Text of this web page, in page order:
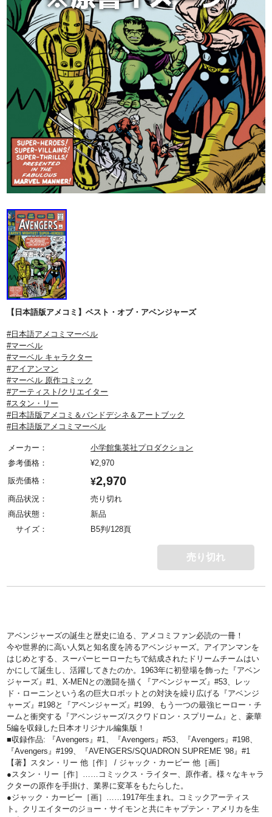
【日本語版アメコミ】ベスト・オブ・アベンジャーズ
#日本語アメコミマーベル
#マーベル
#マーベル キャラクター
#アイアンマン
#マーベル 原作コミック
#アーティスト/クリエイター
#スタン・リー
#日本語版アメコミ＆バンドデシネ＆アートブック
#日本語版アメコミマーベル
メーカー：
小学館集英社プロダクション
参考価格：
¥2,970
販売価格：
¥2,970
商品状況：
売り切れ
商品状態：
新品
サイズ：
B5判/128頁
売り切れ
アベンジャーズの誕生と歴史に迫る、アメコミファン必読の一冊！
今や世界的に高い人気と知名度を誇るアベンジャーズ。アイアンマンを
はじめとする、スーパーヒーローたちで結成されたドリームチームはい
かにして誕生し、活躍してきたのか。1963年に初登場を飾った『アベン
ジャーズ』#1、X-MENとの激闘を描く『アベンジャーズ』#53、レッ
ド・ローニンという名の巨大ロボットとの対決を繰り広げる『アベンジ
ャーズ』#198と『アベンジャーズ』#199、もう一つの最強ヒーロー・チ
ームと衝突する『アベンジャーズ/スクワドロン・スプリーム』と、豪華
5編を収録した日本オリジナル編集版！
■収録作品: 『Avengers』#1、『Avengers』#53、『Avengers』#198、
『Avengers』#199、『AVENGERS/SQUADRON SUPREME '98』#1
【著】スタン・リー 他［作］ / ジャック・カービー 他［画］
●スタン・リー［作］……コミックス・ライター、原作者。様々なキャラ
クターの原作を手掛け、業界に変革をもたらした。
●ジャック・カービー［画］……1917年生まれ。コミックアーティス
ト。クリエイターのジョー・サイモンと共にキャプテン・アメリカを生